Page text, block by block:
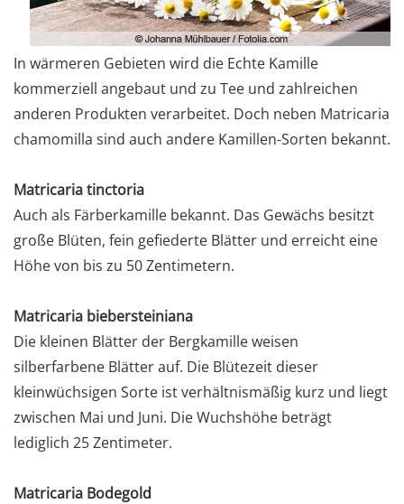
In wärmeren Gebieten wird die Echte Kamille
kommerziell angebaut und zu Tee und zahlreichen
anderen Produkten verarbeitet. Doch neben Matricaria
chamomilla sind auch andere Kamillen-Sorten bekannt.
Matricaria tinctoria
Auch als Färberkamille bekannt. Das Gewächs besitzt
große Blüten, fein gefiederte Blätter und erreicht eine
Höhe von bis zu 50 Zentimetern.
Matricaria biebersteiniana
Die kleinen Blätter der Bergkamille weisen
silberfarbene Blätter auf. Die Blütezeit dieser
kleinwüchsigen Sorte ist verhältnismäßig kurz und liegt
zwischen Mai und Juni. Die Wuchshöhe beträgt
lediglich 25 Zentimeter.
Matricaria Bodegold